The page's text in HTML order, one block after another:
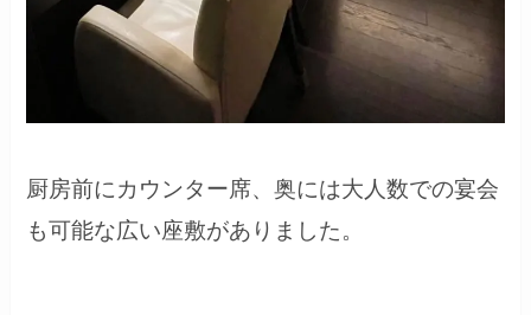
厨房前にカウンター席、奥には大人数での宴会
も可能な広い座敷がありました。